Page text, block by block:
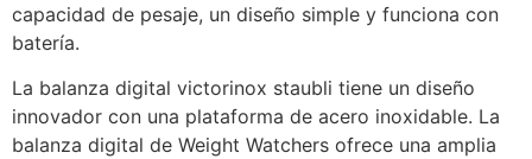
capacidad de pesaje, un diseño simple y funciona con
batería.
La balanza digital victorinox staubli tiene un diseño
innovador con una plataforma de acero inoxidable. La
balanza digital de Weight Watchers ofrece una amplia